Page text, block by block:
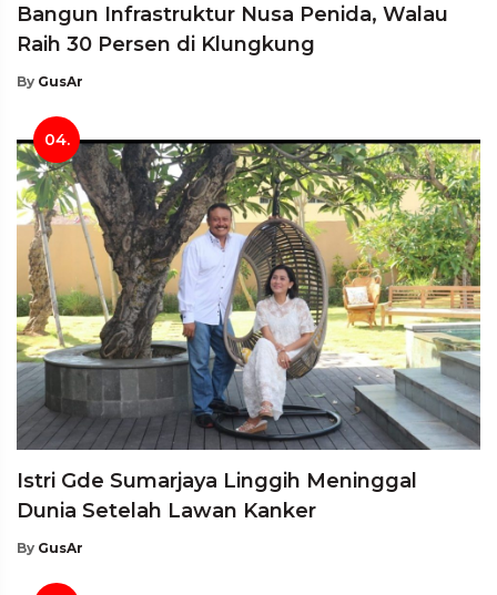
Bangun Infrastruktur Nusa Penida, Walau
Raih 30 Persen di Klungkung
By GusAr
04.
Istri Gde Sumarjaya Linggih Meninggal
Dunia Setelah Lawan Kanker
By GusAr